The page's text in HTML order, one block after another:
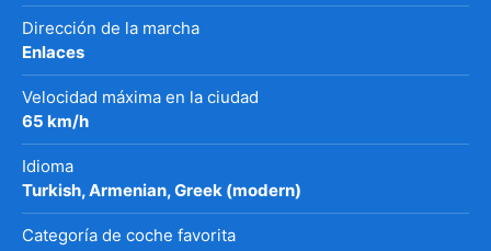
Dirección de la marcha
Enlaces
Velocidad máxima en la ciudad
65 km/h
Idioma
Turkish, Armenian, Greek (modern)
Categoría de coche favorita